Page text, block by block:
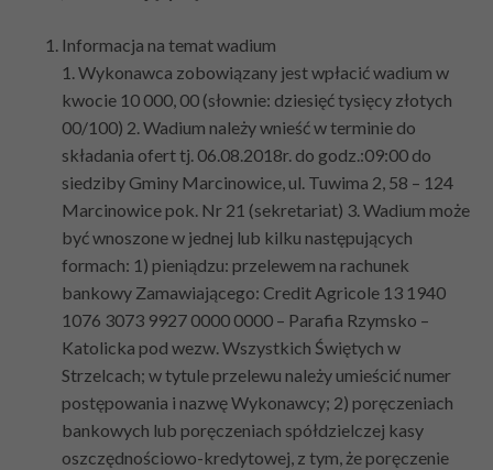
Informacja na temat wadium
1. Wykonawca zobowiązany jest wpłacić wadium w
kwocie 10 000, 00 (słownie: dziesięć tysięcy złotych
00/100) 2. Wadium należy wnieść w terminie do
składania ofert tj. 06.08.2018r. do godz.:09:00 do
siedziby Gminy Marcinowice, ul. Tuwima 2, 58 – 124
Marcinowice pok. Nr 21 (sekretariat) 3. Wadium może
być wnoszone w jednej lub kilku następujących
formach: 1) pieniądzu: przelewem na rachunek
bankowy Zamawiającego: Credit Agricole 13 1940
1076 3073 9927 0000 0000 – Parafia Rzymsko –
Katolicka pod wezw. Wszystkich Świętych w
Strzelcach; w tytule przelewu należy umieścić numer
postępowania i nazwę Wykonawcy; 2) poręczeniach
bankowych lub poręczeniach spółdzielczej kasy
oszczędnościowo-kredytowej, z tym, że poręczenie